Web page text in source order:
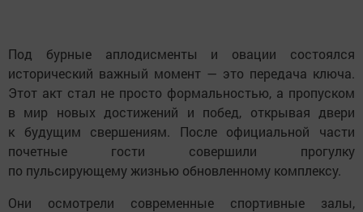
Под бурные аплодисменты и овации состоялся
исторический важный момент — это передача ключа.
Этот акт стал не просто формальностью, а пропуском
в мир новых достижений и побед, открывая двери
к будущим свершениям. После официальной части
почетные гости совершили прогулку
по пульсирующему жизнью обновленному комплексу.
Они осмотрели современные спортивные залы,